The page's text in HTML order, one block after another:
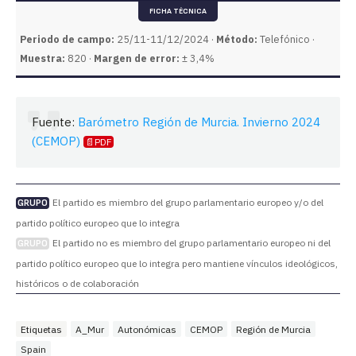
FICHA TÉCNICA
Periodo de campo: 25/11-11/12/2024 · Método: Telefónico ·
Muestra: 820 · Margen de error: ± 3,4%
Fuente: Barómetro Región de Murcia. Invierno 2024
(CEMOP)
📄PDF
GRUPO El partido es miembro del grupo parlamentario europeo y/o del
partido político europeo que lo integra
GRUPO El partido no es miembro del grupo parlamentario europeo ni del
partido político europeo que lo integra pero mantiene vínculos ideológicos,
históricos o de colaboración
Etiquetas A_Mur Autonómicas CEMOP
Región de Murcia
Spain